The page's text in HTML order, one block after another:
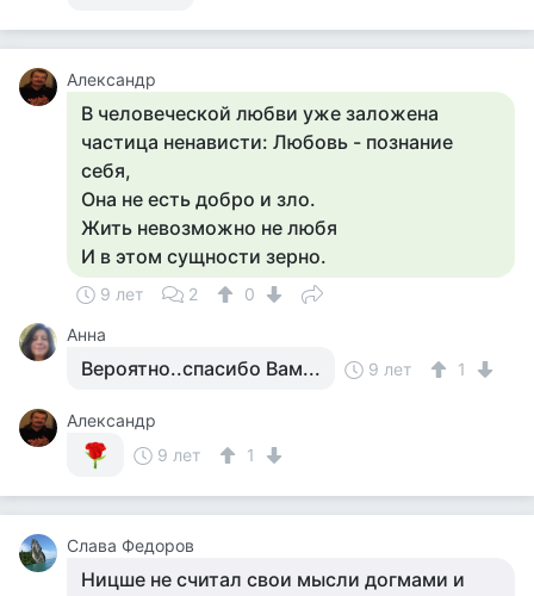
Александр
В человеческой любви уже заложена
частица ненависти: Любовь - познание
себя,
Она не есть добро и зло.
Жить невозможно не любя
И в этом сущности зерно.
9 лет 2
0
Анна
Вероятно..спасибо Вам... 9 лет 1
Александр
9 лет
1
Слава Федоров
Ницше не считал свои мысли догмами и